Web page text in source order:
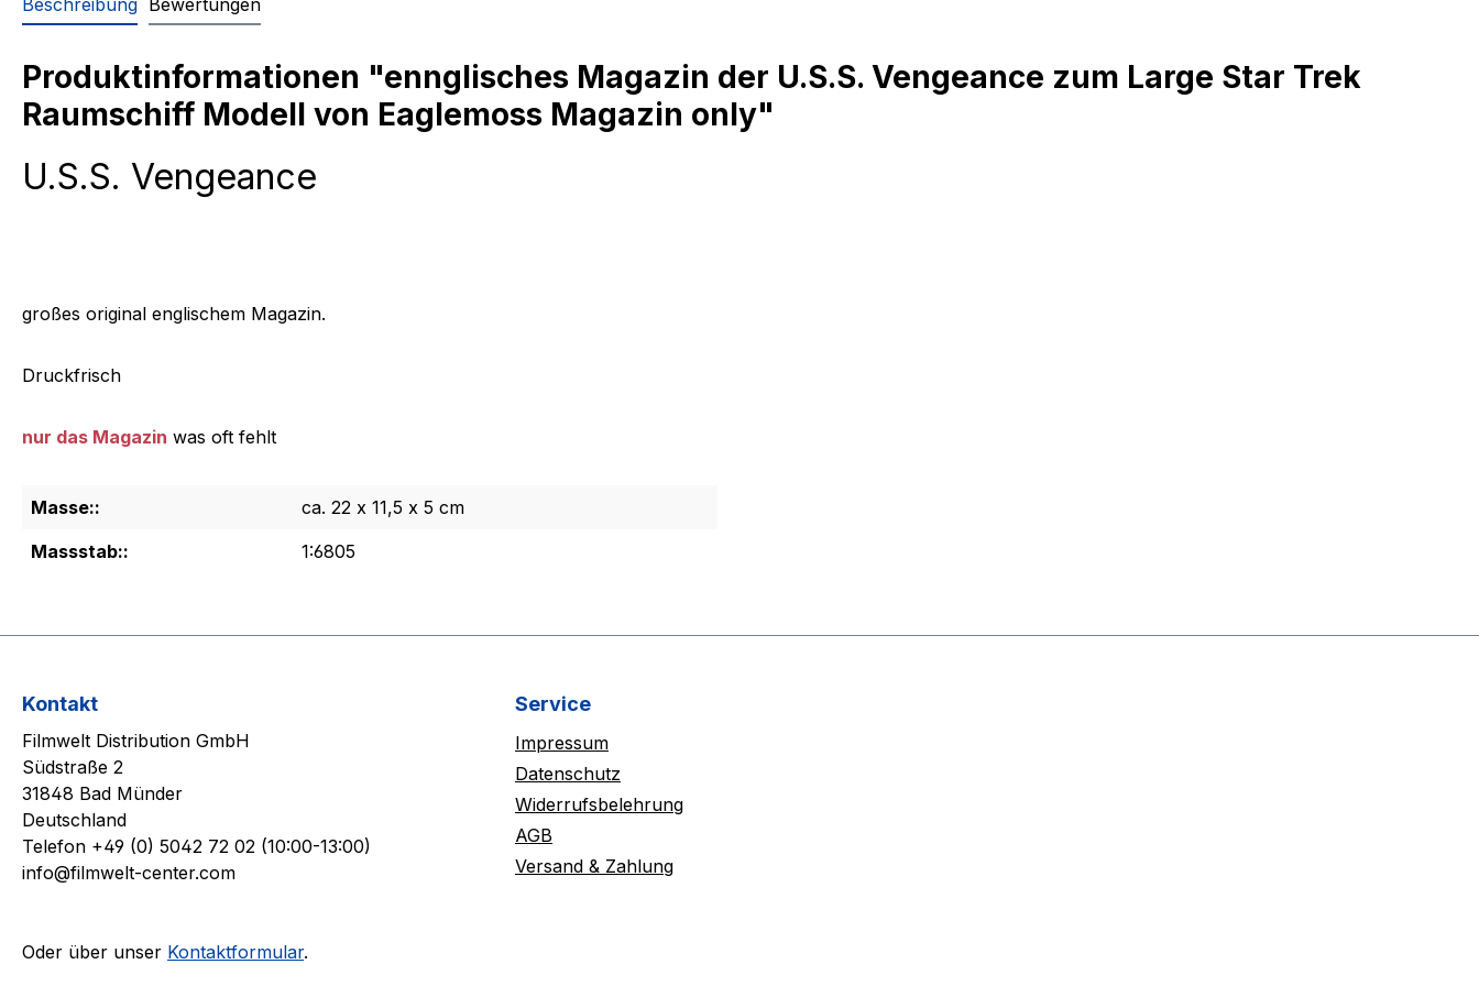
Beschreibung Bewertungen
Produktinformationen "ennglisches Magazin der U.S.S. Vengeance zum Large Star Trek
Raumschiff Modell von Eaglemoss Magazin only"
U.S.S. Vengeance
großes original englischem Magazin.
Druckfrisch
nur das Magazin was oft fehlt
Masse::
ca. 22 x 11,5 x 5 cm
Massstab::
1:6805
Kontakt
Filmwelt Distribution GmbH
Südstraße 2
31848 Bad Münder
Deutschland
Telefon +49 (0) 5042 72 02 (10:00-13:00)
info@filmwelt-center.com
Oder über unser Kontaktformular.
Service
Impressum
Datenschutz
Widerrufsbelehrung
AGB
Versand & Zahlung